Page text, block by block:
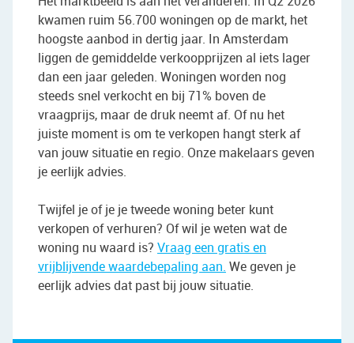
kwamen ruim 56.700 woningen op de markt, het
hoogste aanbod in dertig jaar. In Amsterdam
liggen de gemiddelde verkoopprijzen al iets lager
dan een jaar geleden. Woningen worden nog
steeds snel verkocht en bij 71% boven de
vraagprijs, maar de druk neemt af. Of nu het
juiste moment is om te verkopen hangt sterk af
van jouw situatie en regio. Onze makelaars geven
je eerlijk advies.
Twijfel je of je je tweede woning beter kunt
verkopen of verhuren? Of wil je weten wat de
woning nu waard is? Vraag een gratis en
vrijblijvende waardebepaling aan. We geven je
eerlijk advies dat past bij jouw situatie.